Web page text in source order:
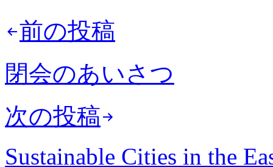
前の投稿
閉会のあいさつ
次の投稿
Sustainable Cities in the